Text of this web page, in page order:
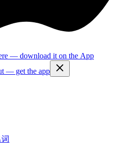
— download it on the App
— get the app